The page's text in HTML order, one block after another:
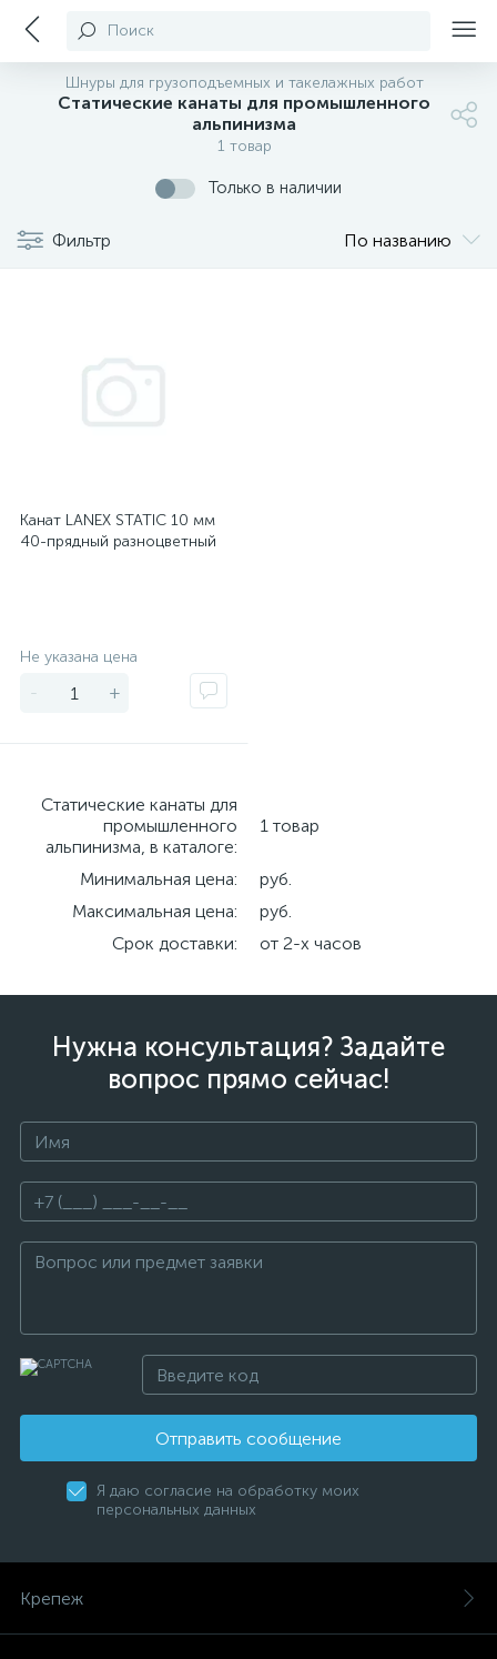
Поиск
Шнуры для грузоподъемных и такелажных работ
Cтатические канаты для промышленного
альпинизма
1 товар
Только в наличии
Фильтр По названию
Канат LANEX STATIC 10 мм
40-прядный разноцветный
Не указана цена
- +
Cтатические канаты для
промышленного
альпинизма, в каталоге:
1 товар
Минимальная цена:
руб.
Максимальная цена:
руб.
Срок доставки:
от 2-х часов
Нужна консультация? Задайте
вопрос прямо сейчас!
Отправить сообщение
Я даю согласие на обработку моих
персональных данных
Крепеж